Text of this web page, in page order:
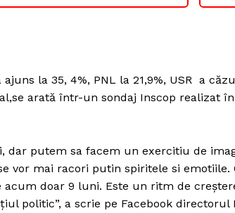
la 35, 4%, PNL la 21,9%, USR a
arată într-un sondaj Inscop realizat
putem sa facem un exercitiu de
vor mai racori putin spiritele si emotiile.
doar 9 luni. Este un ritm de
politic”, a scrie pe Facebook directorul